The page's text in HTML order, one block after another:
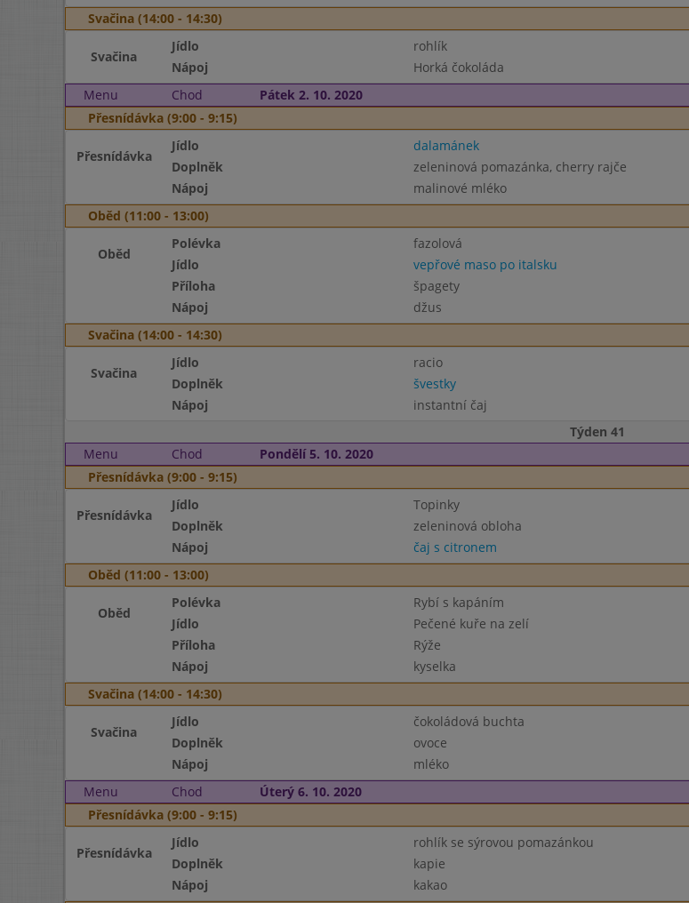
Svačina (14:00 - 14:30)
Svačina
Jídlo
rohlík
Nápoj
Horká čokoláda
Menu
Chod Pátek 2. 10. 2020
Přesnídávka (9:00 - 9:15)
Přesnídávka
Jídlo dalamánek
Doplněk
zeleninová pomazánka, cherry rajče
Nápoj
malinové mléko
Oběd (11:00 - 13:00)
Oběd
Polévka fazolová
Jídlo
vepřové maso po italsku
Příloha
špagety
Nápoj
džus
Svačina (14:00 - 14:30)
Svačina
Jídlo
racio
Doplněk
švestky
Nápoj
instantní čaj
Týden 41
Menu
Chod Pondělí 5. 10. 2020
Přesnídávka (9:00 - 9:15)
Přesnídávka
Jídlo Topinky
Doplněk
zeleninová obloha
Nápoj
čaj s citronem
Oběd (11:00 - 13:00)
Oběd
Polévka Rybí s kapáním
Jídlo
Pečené kuře na zelí
Příloha
Rýže
Nápoj
kyselka
Svačina (14:00 - 14:30)
Svačina
Jídlo čokoládová buchta
Doplněk
ovoce
Nápoj
mléko
Menu
Chod Úterý 6. 10. 2020
Přesnídávka (9:00 - 9:15)
Přesnídávka
Jídlo rohlík se sýrovou pomazánkou
Doplněk
kapie
Nápoj
kakao